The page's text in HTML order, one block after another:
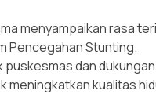
menyampaikan rasa
Pencegahan Stunting.
dan
meningkatkan kualitas